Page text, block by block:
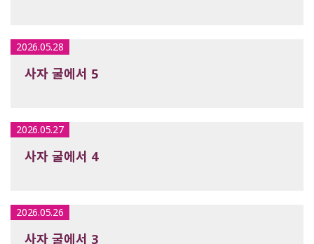
2026.05.28
사자 굴에서 5
2026.05.27
사자 굴에서 4
2026.05.26
사자 굴에서 3